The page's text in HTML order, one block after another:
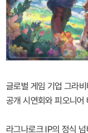
글로벌 게임 기업 그라
공개 시연회와 피오니
라그나로크 IP의 정식